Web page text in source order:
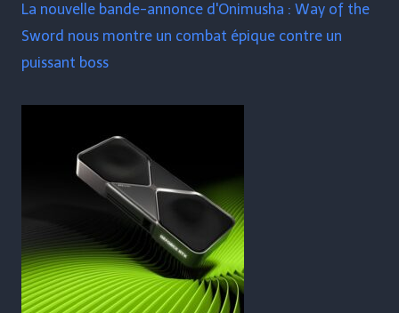
La nouvelle bande-annonce d'Onimusha : Way of the
Sword nous montre un combat épique contre un
puissant boss